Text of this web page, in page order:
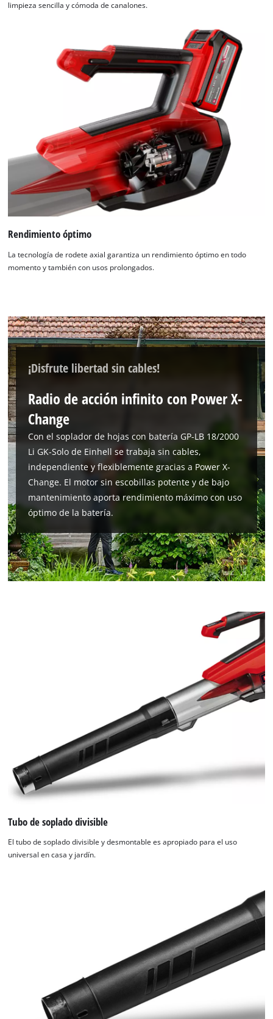
limpieza sencilla y cómoda de canalones.
Rendimiento óptimo
La tecnología de rodete axial garantiza un rendimiento óptimo en todo
momento y también con usos prolongados.
¡Disfrute libertad sin cables!
Radio de acción infinito con Power X-
Change
Con el soplador de hojas con batería GP-LB 18/2000
Li GK-Solo de Einhell se trabaja sin cables,
independiente y flexiblemente gracias a Power X-
Change. El motor sin escobillas potente y de bajo
mantenimiento aporta rendimiento máximo con uso
óptimo de la batería.
Tubo de soplado divisible
El tubo de soplado divisible y desmontable es apropiado para el uso
universal en casa y jardín.